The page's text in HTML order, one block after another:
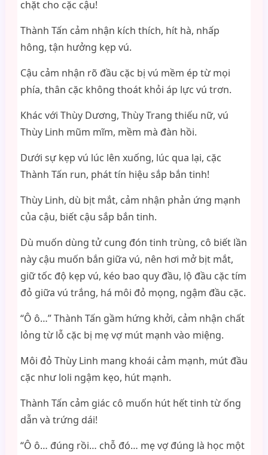
chặt cho cặc cậu!
Thành Tấn cảm nhận kích thích, hít hà, nhấp
hông, tận hưởng kẹp vú.
Cậu cảm nhận rõ đầu cặc bị vú mềm ép từ mọi
phía, thân cặc không thoát khỏi áp lực vú trơn.
Khác với Thùy Dương, Thùy Trang thiếu nữ, vú
Thùy Linh mũm mĩm, mềm mà đàn hồi.
Dưới sự kẹp vú lúc lên xuống, lúc qua lại, cặc
Thành Tấn run, phát tín hiệu sắp bắn tinh!
Thùy Linh, dù bịt mắt, cảm nhận phản ứng mạnh
của cậu, biết cậu sắp bắn tinh.
Dù muốn dùng tử cung đón tinh trùng, cô biết lần
này cậu muốn bắn giữa vú, nên hơi mở bịt mắt,
giữ tốc độ kẹp vú, kéo bao quy đầu, lộ đầu cặc tím
đỏ giữa vú trắng, há môi đỏ mọng, ngậm đầu cặc.
“Ô ô…” Thành Tấn gầm hứng khởi, cảm nhận chất
lỏng từ lỗ cặc bị mẹ vợ mút mạnh vào miệng.
Môi đỏ Thùy Linh mang khoái cảm mạnh, mút đầu
cặc như loli ngậm kẹo, hút mạnh.
Thành Tấn cảm giác cô muốn hút hết tinh từ ống
dẫn và trứng dái!
“Ô ô… đúng rồi… chỗ đó… mẹ vợ đúng là học một